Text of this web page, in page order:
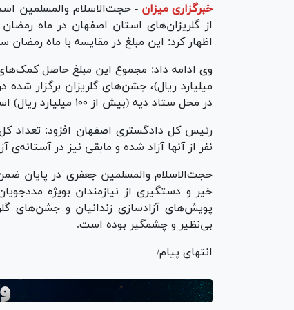
خبرگزاری میزان - حجت‌الاسلام والمسلمین
از گلریزان‌های استان اصفهان در ماه
اظهار کرد: این مبلغ در مقایسه با ماه رمضان سال قبل ۴۵ درصد رشد
در محل ستاد دیه (بیش از ۱۰۰ میلیارد ریال) است.
نفر از آنها آزاد شده و مابقی نیز در آستانه‌ی
حجت‌الاسلام والمسلمین جعفری در پایان
خیر و دستگیری از نیازمندان بویژه
پویش‌های آزادسازی زندانیان و جشن‌های
بی‌نظیر و چشمگیر بوده است.
انتهای پیام/